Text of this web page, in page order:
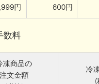
円 600円
数料
凍商品の
注文金額
冷
(